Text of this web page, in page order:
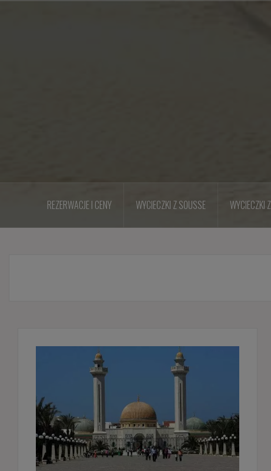
REZERWACJE I CENY WYCIECZKI Z SOUSSE WYCIECZKI